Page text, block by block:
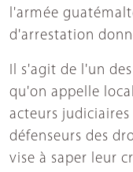
l'armée
d'arrestation
Il s'agit de l'un
qu'on appelle
acteurs
défenseurs des
vise à saper leur